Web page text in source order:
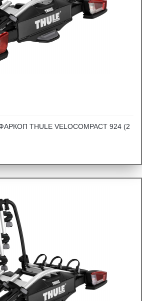
THULE VELOCOMPACT 924 (2